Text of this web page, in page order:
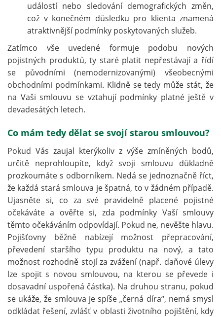
událostí nebo sledování demografických změn,
což v konečném důsledku pro klienta znamená
atraktivnější podmínky poskytovaných služeb.
Zatímco vše uvedené formuje podobu nových
pojistných produktů, ty staré platit nepřestávají a řídí
se původními (nemodernizovanými) všeobecnými
obchodními podmínkami. Klidně se tedy může stát, že
na Vaši smlouvu se vztahují podmínky platné ještě v
devadesátých letech.
Co mám tedy dělat se svojí starou smlouvou?
Pokud Vás zaujal kterýkoliv z výše zmíněných bodů,
určitě neprohloupíte, když svoji smlouvu důkladně
prozkoumáte s odborníkem. Nedá se jednoznačně říct,
že každá stará smlouva je špatná, to v žádném případě.
Ujasněte si, co za své pravidelně placené pojistné
očekáváte a ověřte si, zda podmínky Vaší smlouvy
těmto očekáváním odpovídají. Pokud ne, nevěšte hlavu.
Pojišťovny běžně nabízejí možnost přepracování,
převedení staršího typu produktu na nový, a tato
možnost rozhodně stojí za zvážení (např. daňové úlevy
lze spojit s novou smlouvou, na kterou se převede i
dosavadní uspořená částka). Na druhou stranu, pokud
se ukáže, že smlouva je spíše „černá díra“, nemá smysl
odkládat řešení, zvlášť v oblasti životního pojištění, kdy